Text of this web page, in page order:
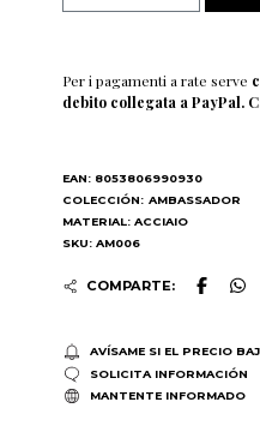
Per i pagamenti a rate serve
debito collegata a PayPal.
EAN: 8053806990930
COLECCIÓN: AMBASSADOR
MATERIAL: ACCIAIO
SKU: AM006
COMPARTE:
AVÍSAME SI EL PRECIO
SOLICITA INFORMACIÓN
MANTENTE INFORMADO